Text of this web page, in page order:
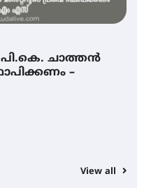
ചാത്തൻ
–
View all
പി.കെ.
പ്രതിമ
– കെ.പി.എം.എസ്